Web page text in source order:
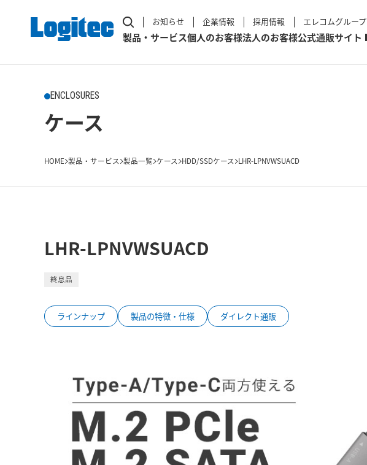
お知らせ 企業情報 採用情報 エレコムグループ
製品・サービス個人のお客様法人のお客様公式通販サイト
ENCLOSURES
ケース
HOME 製品・サービス 製品一覧 ケース HDD/SSDケース LHR-LPNVWSUACD
LHR-LPNVWSUACD
終息品
ラインナップ 製品の特徴・仕様 ダイレクト通販